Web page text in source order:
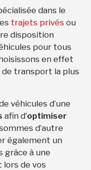
dans le
trajets privés ou
disposition
pour tous
en effet
transport la plus
véhicules d’une
afin d’optimiser
d’autre
également un
grâce à une
lors de vos